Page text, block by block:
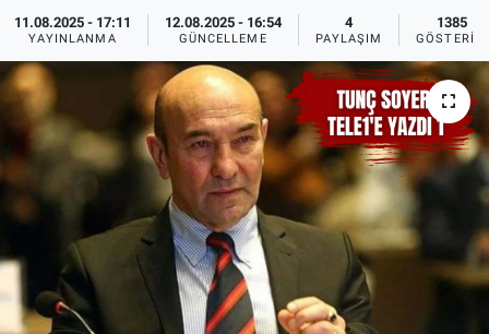
11.08.2025 - 17:11
YAYINLANMA
12.08.2025 - 16:54
GÜNCELLEME
4
PAYLAŞIM
1385
GÖSTERIM
Eğlence
Forum
Gerçeğin İzinde
Gün Başlıyor
Gün Bitiyor